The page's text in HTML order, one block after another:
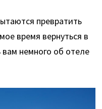
превратить
время вернуться в
немного об отеле